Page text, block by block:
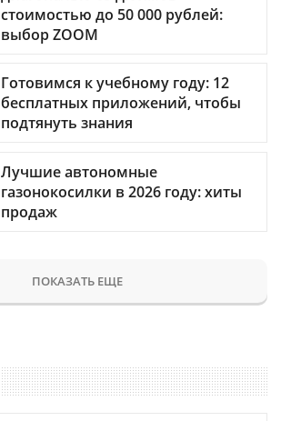
стоимостью до 50 000 рублей:
выбор ZOOM
Готовимся к учебному году: 12
бесплатных приложений, чтобы
подтянуть знания
Лучшие автономные
газонокосилки в 2026 году: хиты
продаж
ПОКАЗАТЬ ЕЩЕ